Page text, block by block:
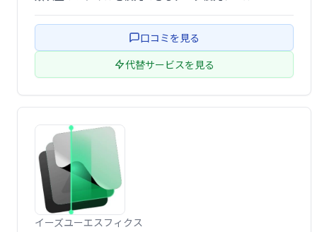
口コミを見る
代替サービスを見る
イーズユーエスフィクス